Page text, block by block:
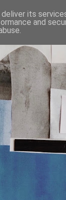
its
and